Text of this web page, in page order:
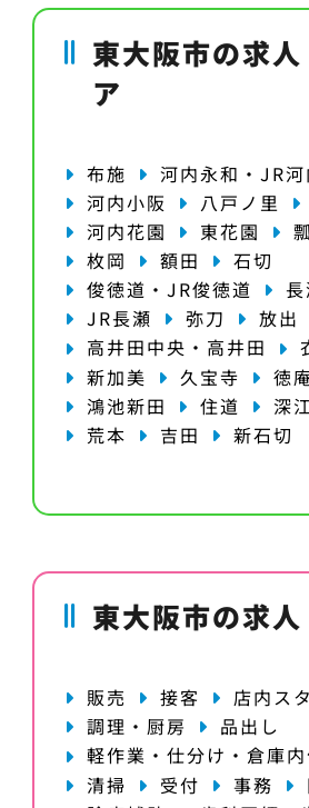
東大阪市の求人
ア
布施
河内永和・JR河
河内小阪
八戸ノ里
河内花園
東花園
枚岡
額田
石切
俊徳道・JR俊徳道
JR長瀬
弥刀
放出
高井田中央・高井田
新加美
久宝寺
徳
鴻池新田
住道 深
荒本
吉田 新石切
東大阪市の求
販売 接客
店内ス
調理・厨房
品出し
軽作業・仕分け・倉庫
清掃
受付 事務